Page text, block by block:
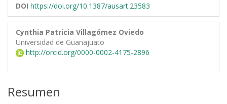
DOI https://doi.org/10.1387/ausart.23583
Cynthia Patricia Villagómez Oviedo
Universidad de Guanajuato
http://orcid.org/0000-0002-4175-2896
Resumen